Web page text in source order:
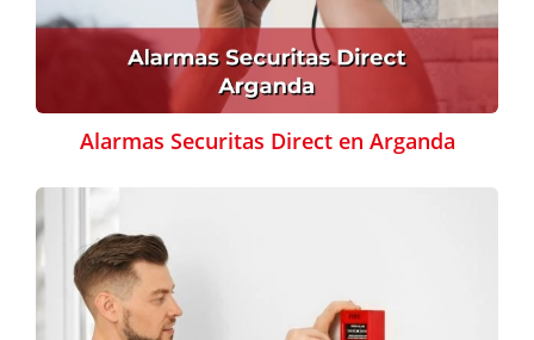
Alarmas Securitas Direct en Arganda